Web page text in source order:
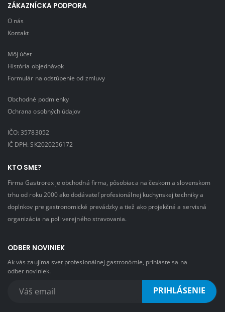
ZÁKAZNÍCKA PODPORA
O nás
Kontakt
Môj účet
História objednávok
Formulár na odstúpenie od zmluvy
Obchodné podmienky
Ochrana osobných údajov
IČO: 35783052
IČ DPH: SK2020256172
KTO SME?
Firma Gastrorex je obchodná firma, pôsobiaca na českom a slovenskom
trhu od roku 2000 ako dodávateľ profesionálnej kuchynskej techniky a
doplnkov pre gastronomické prevádzky a tiež ako projekčná a servisná
organizácia na poli verejného stravovania.
ODBER NOVINIEK
Ak vás zaujíma svet profesionálnej gastronómie, prihláste sa na
odber noviniek.